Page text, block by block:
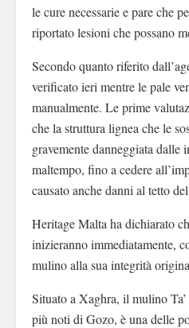
le cure necessarie e pare che
riportato lesioni che possano
Secondo quanto riferito
verificato ieri mentre le pale
manualmente. Le prime
che la struttura lignea che le
gravemente danneggiata dalle
maltempo, fino a cedere
causato anche danni al tetto
Heritage Malta ha dichiarato
inizieranno immediatamente,
mulino alla sua integrità
Situato a Xaghra, il mulino
più noti di Gozo, è una delle